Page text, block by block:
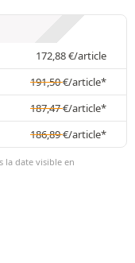
172,88€/article
191,50€/article*
187,47€/article*
186,89€/article*
la date visible en